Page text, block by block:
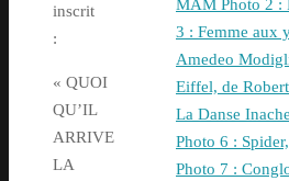
inscrit
:
« QUOI
QU’IL
ARRIVE
LA